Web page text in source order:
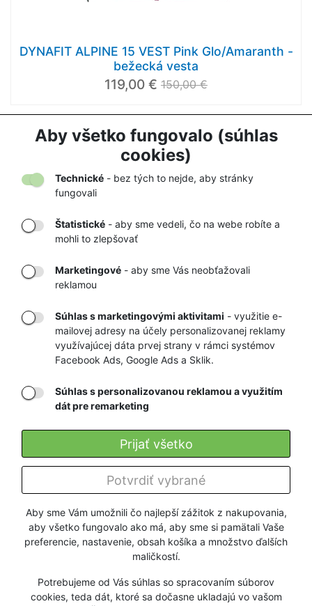
Aby všetko fungovalo (súhlas
cookies)
Aby sme Vám umožnili čo najlepší zážitok z nakupovania,
aby všetko fungovalo ako má, aby sme si pamätali Vaše
preferencie, nastavenie, obsah košíka a množstvo ďalších
maličkostí.
Potrebujeme od Vás súhlas so spracovaním súborov
cookies, teda dát, ktoré sa dočasne ukladajú vo vašom
Technické - bez tých to nejde, aby stránky
fungovali
Štatistické - aby sme vedeli, čo na webe robíte a
mohli to zlepšovať
Marketingové - aby sme Vás neobťažovali
reklamou
Súhlas s marketingovými aktivitami - využitie e-
mailovej adresy na účely personalizovanej reklamy
využívajúcej dáta prvej strany v rámci systémov
Facebook Ads, Google Ads a Sklik.
Súhlas s personalizovanou reklamou a využitím
dát pre remarketing
Potvrdiť vybrané
Prijať všetko
DYNAFIT ALPINE 15 VEST Pink Glo/Amaranth -
bežecká vesta
119,00 € 150,00 €
1 2
Načítať ďalej
TOVARU AŽ K
VÁM DOMOV
OBCHOD
RÝCHLE
DORUČENIE
GARANCIA
NAJNIŽŠÍCH CIEN
Firmy a organizácie